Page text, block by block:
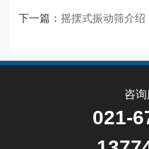
下一篇：摇摆式振动筛介绍
咨
021-